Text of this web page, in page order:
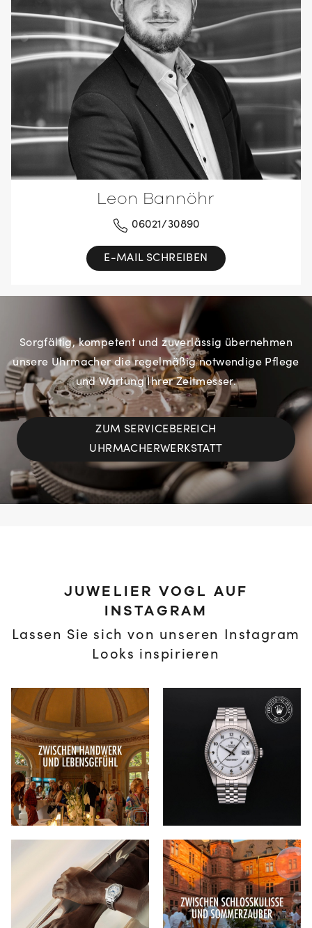
Leon Bannöhr
06021/30890
E-MAIL SCHREIBEN
Sorgfältig, kompetent und zuverlässig übernehmen
unsere Uhrmacher die regelmäßig notwendige Pflege
und Wartung Ihrer Zeitmesser.
ZUM SERVICEBEREICH
UHRMACHERWERKSTATT
JUWELIER VOGL AUF
INSTAGRAM
Lassen Sie sich von unseren Instagram
Looks inspirieren